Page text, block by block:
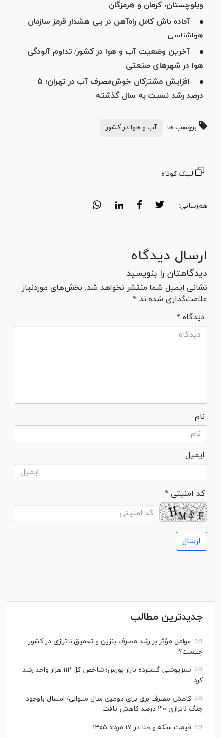
وبلوچستان، کرمان و هرمزگان
آماده باش کامل راه‌آهن در پی هشدار قرمز سازمان
هواشناسی
آخرین وضعیت آب و هوا در کشور/ تداوم آلودگی
هوا در شهرهای صنعتی
افزایش مشترکان خوش‌مصرف آب در تهران؛ ۵
درصد رشد نسبت به سال گذشته
برچسب ها: آب و هوا در کشور
لینک کوتاه
هم‌رسانی:
ارسال دیدگاه
دیدگاهتان را بنویسید
نشانی ایمیل شما منتشر نخواهد شد. بخش‌های موردنیاز
علامت‌گذاری شده‌اند *
* دیدگاه
نام
ایمیل
* کد امنیتی
جدیدترین مطالب
عوامل مؤثر بر رشد مصرف بنزین و تعمیق ناترازی در کشور
چیست؟
سبزپوشی گسترده بازار بورس؛ شاخص کل ۱۱۲ هزار واحد رشد
کرد
کاهش مصرف برق برای دومین سال متوالی/ امسال باوجود
جنگ ناترازی ۳۰ درصد کاهش یافت
قیمت سکه و طلا در ۱۷ مرداد ۱۴۰۵